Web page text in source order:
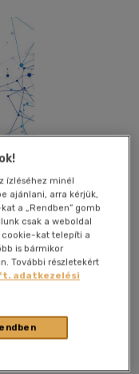
ízléséhez minél
ajánlani, arra kérjük,
a „Rendben” gomb
csak a weboldal
cookie-kat telepíti a
is bármikor
További részletekért
adatkezelési